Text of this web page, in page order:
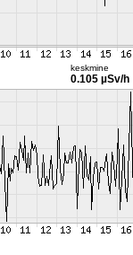
keskmine
0.105 µSv/h